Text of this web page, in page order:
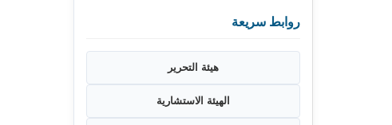
روابط سريعة
هيئة التحرير
الهيئة الاستشارية